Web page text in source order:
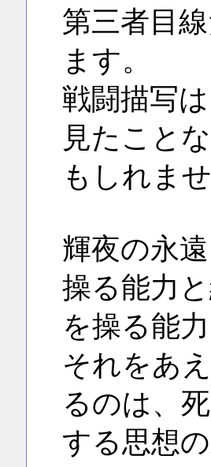
第三者目
ます。
戦闘描写
見たこと
もしれませ
輝夜の永
操る能力
を操る能
それをあ
るのは、
する思想